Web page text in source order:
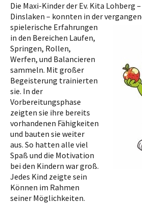
Die Maxi-Kinder der Ev. Kita Lohberg
Dinslaken – konnten in der
spielerische Erfahrungen
in den Bereichen Laufen,
Springen, Rollen,
Werfen, und Balancieren
sammeln. Mit großer
Begeisterung trainierten
sie. In der
Vorbereitungsphase
zeigten sie ihre bereits
vorhandenen Fähigkeiten
und bauten sie weiter
aus. So hatten alle viel
Spaß und die Motivation
bei den Kindern war groß.
Jedes Kind zeigte sein
Können im Rahmen
seiner Möglichkeiten.